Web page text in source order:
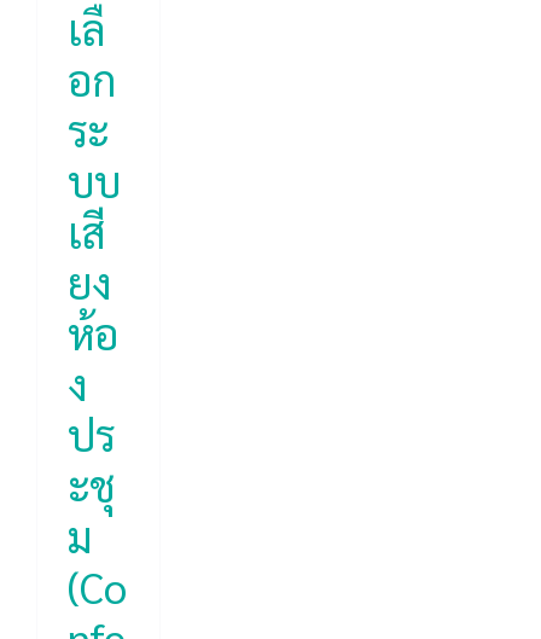
เลื
อก
ระ
บบ
เสี
ยง
ห้อ
ง
ปร
ะชุ
ม
(Co